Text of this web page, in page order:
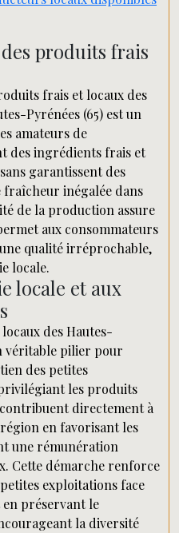
produits frais
frais et locaux des
Pyrénées (65) est un
amateurs de
des ingrédients frais et
garantissent des
fraîcheur inégalée dans
de la production assure
aux consommateurs
qualité irréprochable,
locale.
locale et aux
des Hautes-
véritable pilier pour
des petites
les produits
directement à
en favorisant les
une rémunération
Cette démarche renforce
exploitations face
en préservant le
la diversité